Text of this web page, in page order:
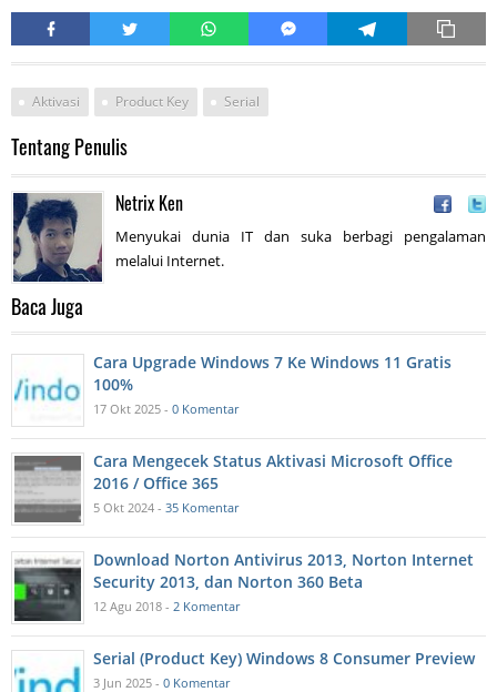
Aktivasi Product Key Serial
Tentang Penulis
Netrix Ken
Menyukai dunia IT dan suka berbagi pengalaman
melalui Internet.
Baca Juga
Cara Upgrade Windows 7 Ke Windows 11 Gratis
100%
17 Okt 2025 - 0 Komentar
Cara Mengecek Status Aktivasi Microsoft Office
2016 / Office 365
5 Okt 2024 - 35 Komentar
Download Norton Antivirus 2013, Norton Internet
Security 2013, dan Norton 360 Beta
12 Agu 2018 - 2 Komentar
Serial (Product Key) Windows 8 Consumer Preview
3 Jun 2025 - 0 Komentar